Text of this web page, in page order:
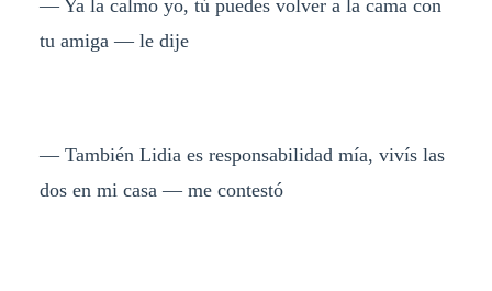
— Ya la calmo yo, tú puedes volver a la cama con
tu amiga — le dije
— También Lidia es responsabilidad mía, vivís las
dos en mi casa — me contestó